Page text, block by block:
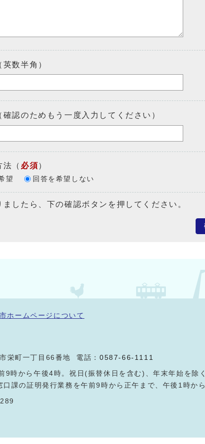
数半角）
確認のためもう一度入力してください）
法 （ 必須）
望 回答を希望しない
したら、下の確認ボタンを押してください。
ホームページについて
栄町一丁目66番地 電話：0587-66-1111
9時から午後4時。祝日(振替休日を含む)、年末年始を除く
課の証明発行業務を午前9時から正午まで、午後1時か